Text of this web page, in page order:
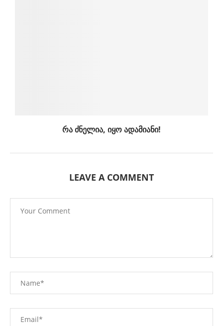
რა ძნელია, იყო ადამიანი!
LEAVE A COMMENT